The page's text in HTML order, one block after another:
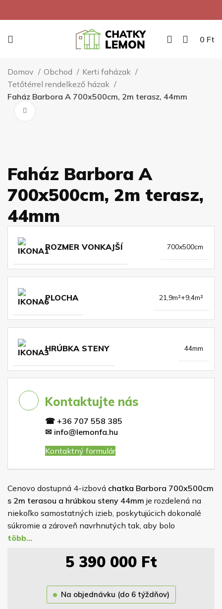
0 Ft
Domov Obchod
Kerti faházak
Tetőtérrel rendelkező házak
Faház Barbora A 700x500cm, 2m terasz, 44mm
Faház Barbora A
700x500cm, 2m terasz,
44mm
ROZMER VONKAJŠÍ 700x500cm
PLOCHA 21,9m²+9,4m²
HRÚBKA STENY 44mm
Kontaktujte nás
☎ +36 707 558 385
✉ info@lemonfa.hu
Kontaktný formulár
Cenovo dostupná 4-izbová chatka Barbora 700x500cm
s 2m terasou a hrúbkou steny 44mm je rozdelená na
niekoľko samostatných izieb, poskytujúcich dokonalé
súkromie a zároveň navrhnutých tak, aby bolo
zachované čo najefektívnejšie rozdelenie priestoru.
chatky je hrubá 4,4cm. V cene sú navyše zahrnuté: 3x
dokúpenia okeníc.
5 390 000 Ft
Na objednávku (do 6 týždňov)